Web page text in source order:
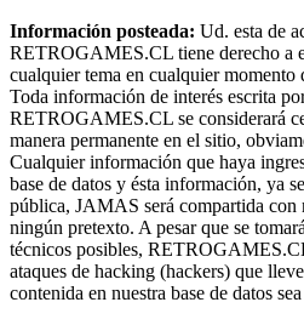
Información posteada: Ud. esta de
RETROGAMES.CL tiene derecho a
cualquier tema en cualquier momento
Toda información de interés escrita
RETROGAMES.CL se considerará
manera permanente en el sitio,
Cualquier información que haya
base de datos y ésta información, ya
pública, JAMAS será compartida con
ningún pretexto. A pesar que se
técnicos posibles,
ataques de hacking (hackers) que
contenida en nuestra base de datos